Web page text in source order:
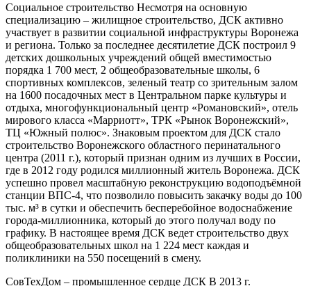
Социальное строительство Несмотря на основную
специализацию – жилищное строительство, ДСК активно
участвует в развитии социальной инфраструктуры Воронежа
и региона. Только за последнее десятилетие ДСК построил 9
детских дошкольных учреждений общей вместимостью
порядка 1 700 мест, 2 общеобразовательные школы, 6
спортивных комплексов, зеленый театр со зрительным залом
на 1600 посадочных мест в Центральном парке культуры и
отдыха, многофункциональный центр «Романовский», отель
мирового класса «Марриотт», ТРК «Рынок Воронежский»,
ТЦ «Южный полюс». Знаковым проектом для ДСК стало
строительство Воронежского областного перинатального
центра (2011 г.), который признан одним из лучших в России,
где в 2012 году родился миллионный житель Воронежа. ДСК
успешно провел масштабную реконструкцию водоподъёмной
станции ВПС-4, что позволило повысить закачку воды до 100
тыс. м³ в сутки и обеспечить бесперебойное водоснабжение
города-миллионника, который до этого получал воду по
графику. В настоящее время ДСК ведет строительство двух
общеобразовательных школ на 1 224 мест каждая и
поликлиники на 550 посещений в смену.
СовТехДом – промышленное сердце ДСК В 2013 г.